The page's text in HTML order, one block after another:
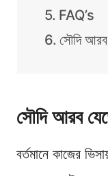
FAQ’s
সৌদি
সৌদি আরব
বর্তমানে কাজের